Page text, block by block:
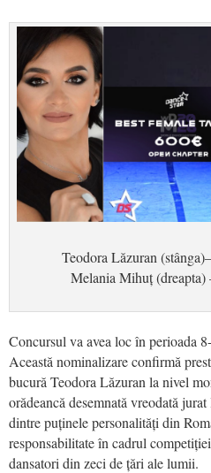
Teodora Lăzuran
Melania Mihuț (dreapta)
Concursul va avea loc în perioada
Această nominalizare confirmă
bucură Teodora Lăzuran la nivel
orădeancă desemnată vreodată
dintre puținele personalități din
responsabilitate în cadrul
dansatori din zeci de țări ale lumii.